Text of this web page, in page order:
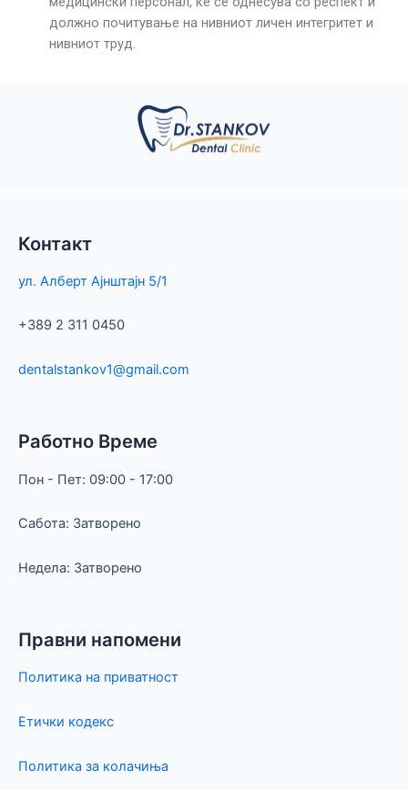
должно почитување на нивниот личен интегритет и
нивниот труд.
Контакт
ул. Алберт Ајнштајн 5/1
+389 2 311 0450
dentalstankov1@gmail.com
Работно Време
Пон - Пет: 09:00 - 17:00
Сабота: Затворено
Недела: Затворено
Правни напомени
Политика на приватност
Етички кодекс
Политика за колачиња